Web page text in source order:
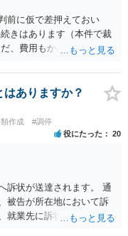
前に仮で差押えておい
きはあります（本件で裁
、費用もかかりますし、
いてみましょう。
ありますか？
作成 #調停
役にたった 20
訴状が送達されます。 通
被告が所在地において訴
就業先に訴状が送達され